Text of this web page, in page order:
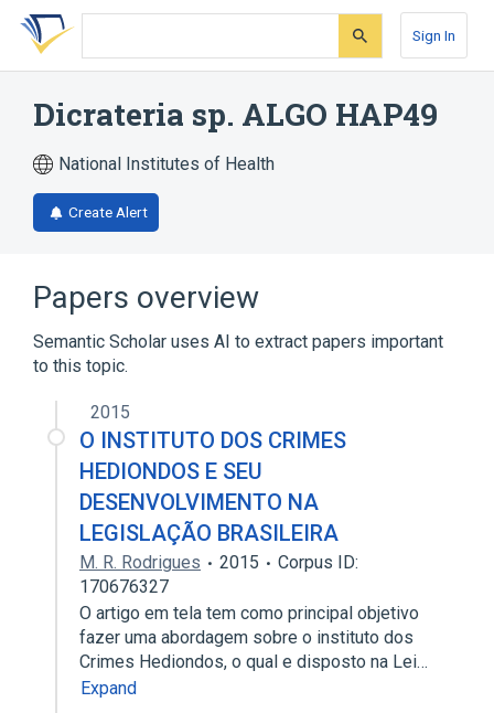
Skip
search
Skip
Skip
account
Sign In
Dicrateria sp. ALGO HAP49
National Institutes of Health
Create Alert
Papers overview
Semantic Scholar uses AI to extract papers important
to this topic.
2015
O INSTITUTO DOS CRIMES
HEDIONDOS E SEU
DESENVOLVIMENTO NA
LEGISLAÇÃO BRASILEIRA
M. R. Rodrigues 2015
Corpus ID:
170676327
O artigo em tela tem como principal objetivo
fazer uma abordagem sobre o instituto dos
Crimes Hediondos, o qual e disposto na Lei…
Expand